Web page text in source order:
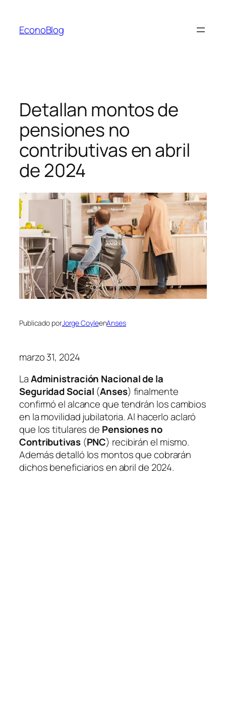
contenido
EconoBlog
Detallan montos de
pensiones no
contributivas en abril
de 2024
Publicado porJorge CoyleenAnses
marzo 31, 2024
LaAdministración Nacional de la
Seguridad Social (Anses) finalmente
confirmó el alcance que tendrán los cambios
en la movilidad jubilatoria. Al hacerlo aclaró
que los titulares de Pensiones no
Contributivas(PNC) recibirán el mismo.
Además detalló los montos que cobrarán
dichos beneficiarios en abril de 2024.